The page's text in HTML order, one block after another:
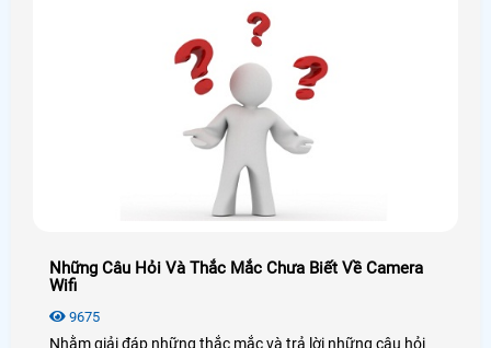
Những Câu Hỏi Và Thắc Mắc Chưa Biết Về Camera
Wifi
9675
Nhằm giải đáp những thắc mắc và trả lời những câu hỏi